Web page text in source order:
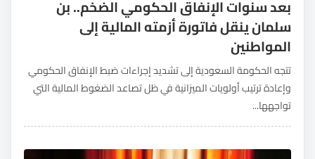
بعد سنوات الإنفاق الحكومي الضخم.. بن
سلمان ينقل فاتورة أزمته المالية إلى
المواطنين
تتجه الحكومة السعودية إلى تشديد إجراءات ضبط الإنفاق الحكومي
وإعادة ترتيب أولويات الميزانية في ظل تصاعد الضغوط المالية التي
تواجهها...